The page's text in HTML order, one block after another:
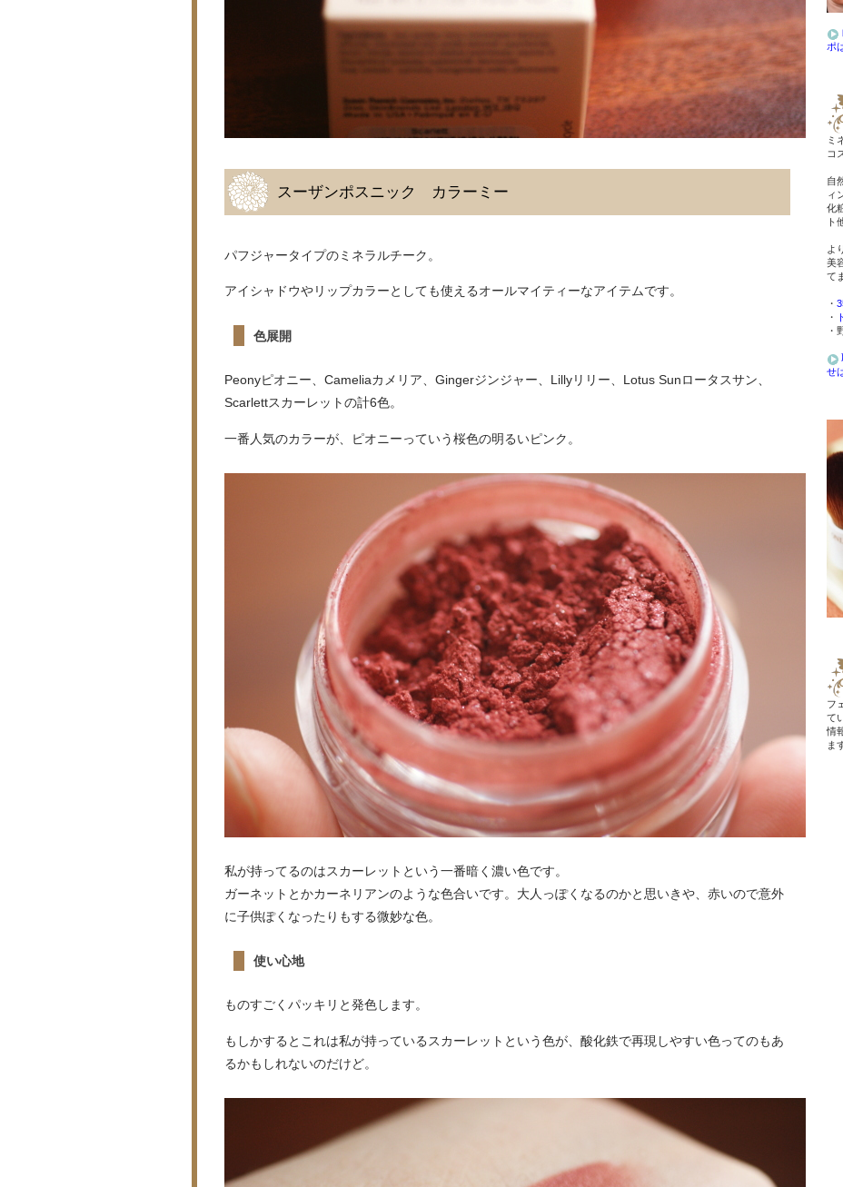
スーザンポスニック カラーミー
パフジャータイプのミネラルチーク。
アイシャドウやリップカラーとしても使えるオールマイティーなアイテムです。
色展開
Peonyピオニー、Cameliaカメリア、Gingerジンジャー、Lillyリリー、Lotus Sunロータスサン、
Scarlettスカーレットの計6色。
一番人気のカラーが、ピオニーっていう桜色の明るいピンク。
私が持ってるのはスカーレットという一番暗く濃い色です。
ガーネットとかカーネリアンのような色合いです。大人っぽくなるのかと思いきや、赤いので意外
に子供ぽくなったりもする微妙な色。
使い心地
ものすごくパッキリと発色します。
もしかするとこれは私が持っているスカーレットという色が、酸化鉄で再現しやすい色ってのもあ
るかもしれないのだけど。
ポ
ミ
コ
自
ィ
化
ト
よ
美
て
・
・
・
せ
フ
て
情
ま